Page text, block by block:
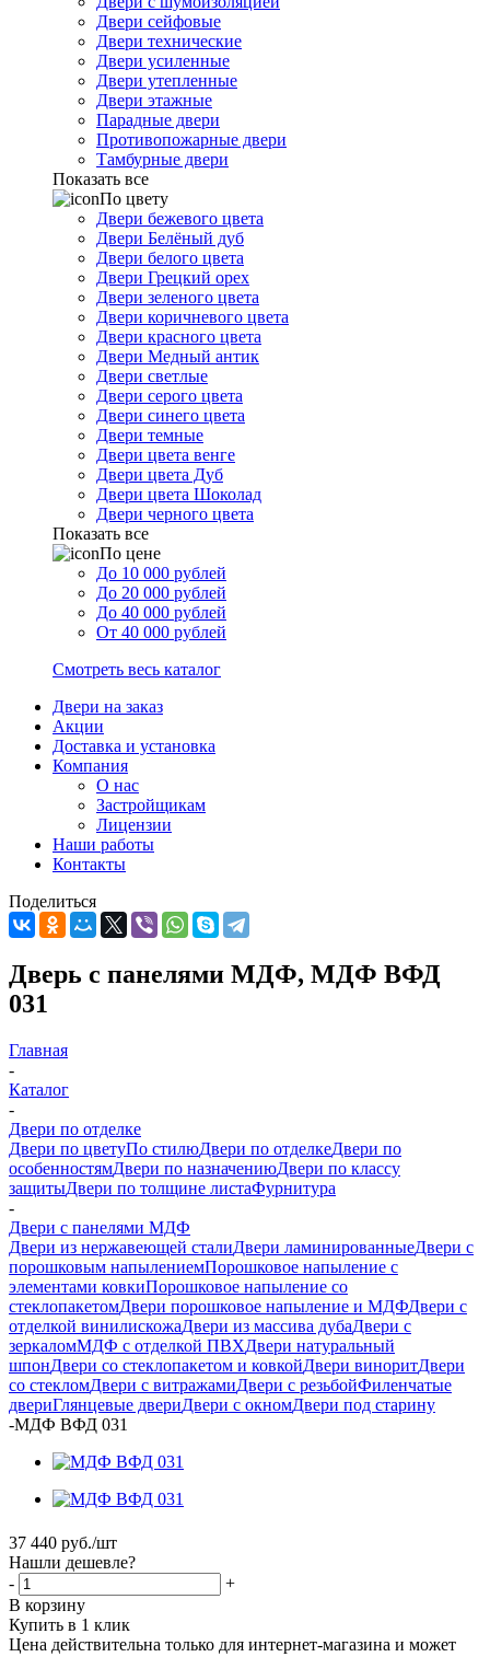
Двери сейфовые
Двери технические
Двери усиленные
Двери утепленные
Двери этажные
Парадные двери
Противопожарные двери
Тамбурные двери
Показать все
По цвету
Двери бежевого цвета
Двери Белёный дуб
Двери белого цвета
Двери Грецкий орех
Двери зеленого цвета
Двери коричневого цвета
Двери красного цвета
Двери Медный антик
Двери светлые
Двери серого цвета
Двери синего цвета
Двери темные
Двери цвета венге
Двери цвета Дуб
Двери цвета Шоколад
Двери черного цвета
Показать все
По цене
До 10 000 рублей
До 20 000 рублей
До 40 000 рублей
От 40 000 рублей
Смотреть весь каталог
Двери на заказ
Акции
Доставка и установка
Компания
О нас
Застройщикам
Лицензии
Наши работы
Контакты
Поделиться
Дверь с панелями МДФ, МДФ ВФД
031
Главная
-
Каталог
-
Двери по отделке
Двери по цветуПо стилюДвери по отделкеДвери по
особенностямДвери по назначениюДвери по классу
защитыДвери по толщине листаФурнитура
-
Двери с панелями МДФ
Двери из нержавеющей сталиДвери ламинированныеДвери с
порошковым напылениемПорошковое напыление с
элементами ковкиПорошковое напыление со
стеклопакетомДвери порошковое напыление и МДФДвери с
отделкой винилискожаДвери из массива дубаДвери с
зеркаломМДФ с отделкой ПВХДвери натуральный
шпонДвери со стеклопакетом и ковкойДвери виноритДвери
со стекломДвери с витражамиДвери с резьбойФиленчатые
двериГлянцевые двериДвери с окномДвери под старину
-МДФ ВФД 031
37 440 руб./шт
Нашли дешевле?
-
+
В корзину
Купить в 1 клик
Цена действительна только для интернет-магазина и может